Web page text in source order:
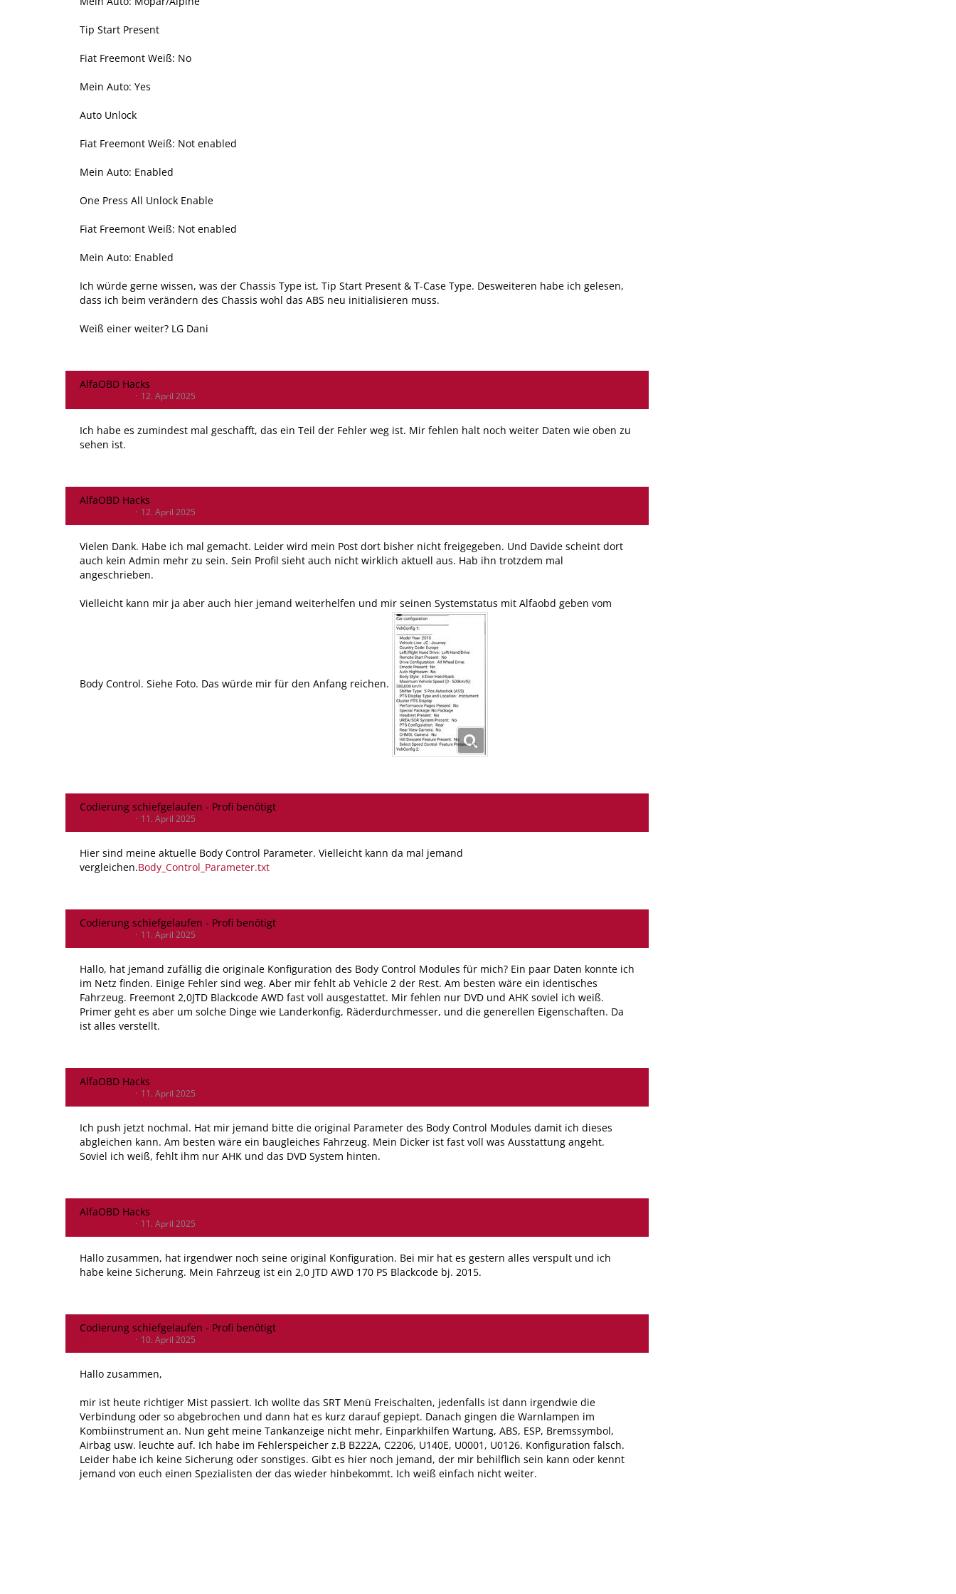
Tip Start Present
Fiat Freemont Weiß: No
Mein Auto: Yes
Auto Unlock
Fiat Freemont Weiß: Not enabled
Mein Auto: Enabled
One Press All Unlock Enable
Fiat Freemont Weiß: Not enabled
Mein Auto: Enabled
Ich würde gerne wissen, was der Chassis Type ist, Tip Start Present & T-Case Type. Desweiteren habe ich gelesen,
dass ich beim verändern des Chassis wohl das ABS neu initialisieren muss.
Weiß einer weiter? LG Dani
AlfaOBD Hacks
12. April 2025
Ich habe es zumindest mal geschafft, das ein Teil der Fehler weg ist. Mir fehlen halt noch weiter Daten wie oben zu
sehen ist.
AlfaOBD Hacks
12. April 2025
Vielen Dank. Habe ich mal gemacht. Leider wird mein Post dort bisher nicht freigegeben. Und Davide scheint dort
auch kein Admin mehr zu sein. Sein Profil sieht auch nicht wirklich aktuell aus. Hab ihn trotzdem mal
angeschrieben.
Vielleicht kann mir ja aber auch hier jemand weiterhelfen und mir seinen Systemstatus mit Alfaobd geben vom
Body Control. Siehe Foto. Das würde mir für den Anfang reichen.
Codierung schiefgelaufen - Profi benötigt
11. April 2025
Hier sind meine aktuelle Body Control Parameter. Vielleicht kann da mal jemand
vergleichen.Body_Control_Parameter.txt
Codierung schiefgelaufen - Profi benötigt
11. April 2025
Hallo, hat jemand zufällig die originale Konfiguration des Body Control Modules für mich? Ein paar Daten konnte ich
im Netz finden. Einige Fehler sind weg. Aber mir fehlt ab Vehicle 2 der Rest. Am besten wäre ein identisches
Fahrzeug. Freemont 2,0JTD Blackcode AWD fast voll ausgestattet. Mir fehlen nur DVD und AHK soviel ich weiß.
Primer geht es aber um solche Dinge wie Landerkonfig, Räderdurchmesser, und die generellen Eigenschaften. Da
ist alles verstellt.
AlfaOBD Hacks
11. April 2025
Ich push jetzt nochmal. Hat mir jemand bitte die original Parameter des Body Control Modules damit ich dieses
abgleichen kann. Am besten wäre ein baugleiches Fahrzeug. Mein Dicker ist fast voll was Ausstattung angeht.
Soviel ich weiß, fehlt ihm nur AHK und das DVD System hinten.
AlfaOBD Hacks
11. April 2025
Hallo zusammen, hat irgendwer noch seine original Konfiguration. Bei mir hat es gestern alles verspult und ich
habe keine Sicherung. Mein Fahrzeug ist ein 2,0 JTD AWD 170 PS Blackcode bj. 2015.
Codierung schiefgelaufen - Profi benötigt
10. April 2025
Hallo zusammen,
mir ist heute richtiger Mist passiert. Ich wollte das SRT Menü Freischalten, jedenfalls ist dann irgendwie die
Verbindung oder so abgebrochen und dann hat es kurz darauf gepiept. Danach gingen die Warnlampen im
Kombiinstrument an. Nun geht meine Tankanzeige nicht mehr, Einparkhilfen Wartung, ABS, ESP, Bremssymbol,
Airbag usw. leuchte auf. Ich habe im Fehlerspeicher z.B B222A, C2206, U140E, U0001, U0126. Konfiguration falsch.
Leider habe ich keine Sicherung oder sonstiges. Gibt es hier noch jemand, der mir behilflich sein kann oder kennt
jemand von euch einen Spezialisten der das wieder hinbekommt. Ich weiß einfach nicht weiter.